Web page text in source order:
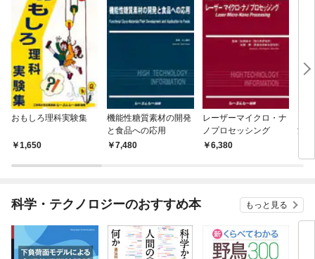
おもしろ理科実験集
1,650
機能性糖質素材の開発
と食品への応用
7,480
レーザーマイクロ・ナ
ノプロセッシング
6,380
法 :
科学・テクノロジーのおすすめ本 もっと見る